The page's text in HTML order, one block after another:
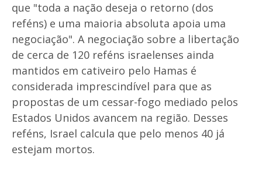
que "toda a nação deseja o retorno (dos
reféns) e uma maioria absoluta apoia uma
negociação". A negociação sobre a libertação
de cerca de 120 reféns israelenses ainda
mantidos em cativeiro pelo Hamas é
considerada imprescindível para que as
propostas de um cessar-fogo mediado pelos
Estados Unidos avancem na região. Desses
reféns, Israel calcula que pelo menos 40 já
estejam mortos.